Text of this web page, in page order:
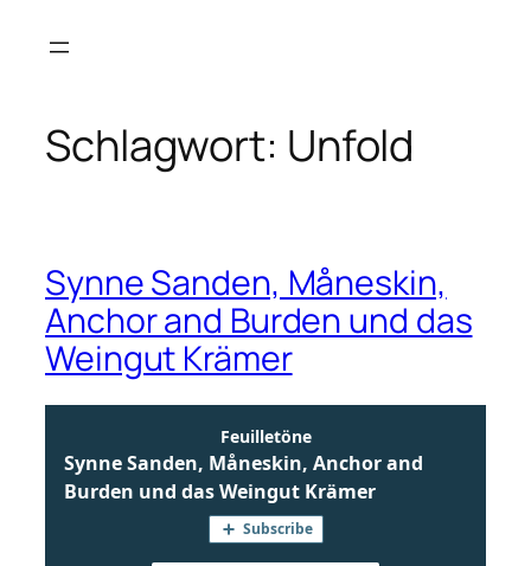
Inhalt
Schlagwort: Unfold
Synne Sanden, Måneskin,
Anchor and Burden und das
Weingut Krämer